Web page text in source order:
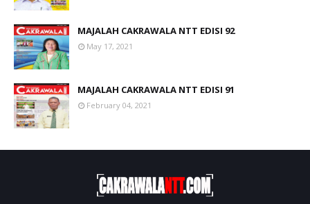
MAJALAH CAKRAWALA NTT EDISI 92
May 17, 2021
MAJALAH CAKRAWALA NTT EDISI 91
February 04, 2021